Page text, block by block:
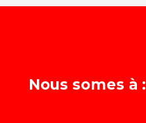
Nous somes à :